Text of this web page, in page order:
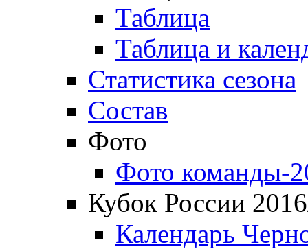
Таблица
Таблица и
Статистика сезона
Состав
Фото
Фото команды-
Кубок России
Календарь